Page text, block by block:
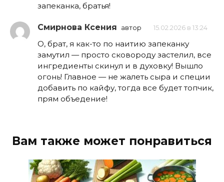
запеканка, братья!
Смирнова Ксения автор 15.02.2026 в 13:24
О, брат, я как-то по наитию запеканку
замутил — просто сковороду застелил, все
ингредиенты скинул и в духовку! Вышло
огонь! Главное — не жалеть сыра и специи
добавить по кайфу, тогда все будет топчик,
прям объедение!
Вам также может понравиться